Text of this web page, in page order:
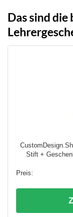
Das sind
Stift +